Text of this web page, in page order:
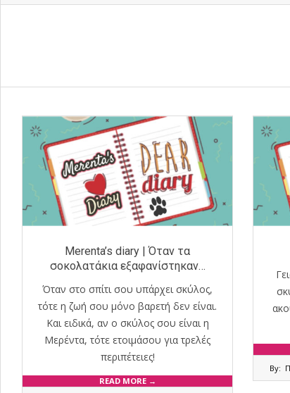
Merenta’s diary | Όταν τα
σοκολατάκια εξαφανίστηκαν…
Όταν στο σπίτι σου υπάρχει σκύλος,
τότε η ζωή σου μόνο βαρετή δεν είναι.
Και ειδικά, αν ο σκύλος σου είναι η
Μερέντα, τότε ετοιμάσου για τρελές
περιπέτειες!
READ MORE →
By: